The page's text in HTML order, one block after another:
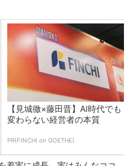
【見城徹×藤田晋】AI時代でも
変わらない経営者の本質
PR(FINCHI on GOETHE)